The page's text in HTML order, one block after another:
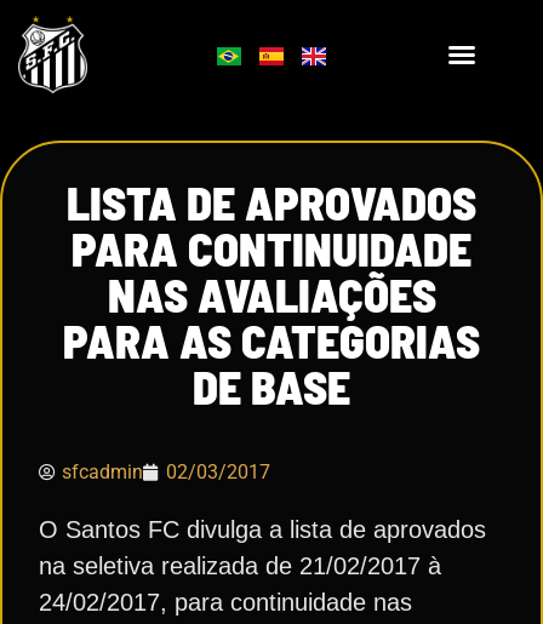
LISTA DE APROVADOS
PARA CONTINUIDADE
NAS AVALIAÇÕES
PARA AS CATEGORIAS
DE BASE
sfcadmin 02/03/2017
O Santos FC divulga a lista de aprovados
na seletiva realizada de 21/02/2017 à
24/02/2017, para continuidade nas